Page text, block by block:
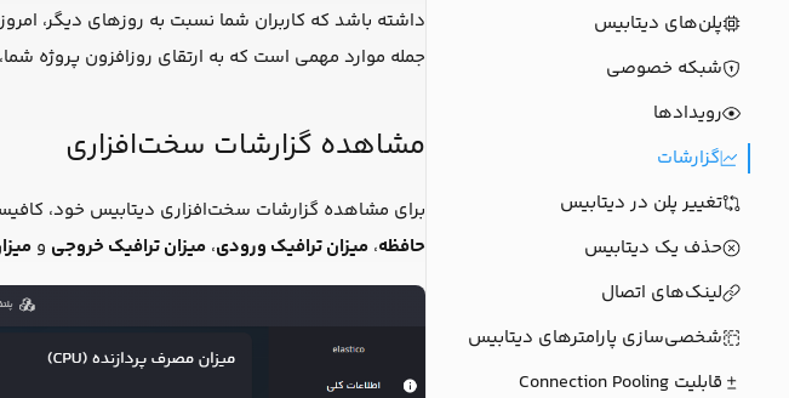
پلن‌های دیتابیس
شبکه خصوصی
رویدادها
گزارشات
تغییر پلن در دیتابیس
حذف یک دیتابیس
لینک‌های اتصال
شخصی‌سازی پارامترهای دیتابیس
قابلیت Connection Pooling
داشته باشد که کاربران شما نسبت به روزهای دیگر،
جمله موارد مهمی است که به ارتقای روزافزون پروژه
مشاهده گزارشات سخت‌افزاری
برای مشاهده گزارشات سخت‌افزاری دیتابیس خود،
حافظه، میزان ترافیک ورودی، میزان ترافیک خروجی و